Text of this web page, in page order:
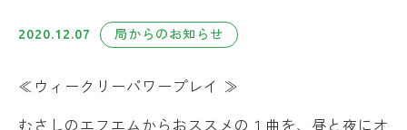
2020.12.07 局からのお知らせ
≪ウィークリーパワープレイ ≫
むさしのエフエムからおススメの１曲を、昼と夜にオ